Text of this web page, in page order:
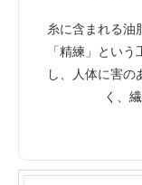
糸に含まれる油
「精練」とい
し、人体に害の
く、